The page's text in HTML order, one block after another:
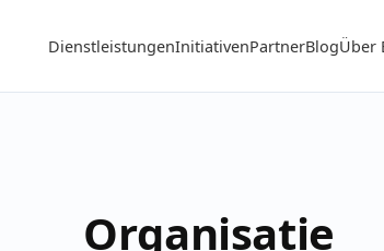
DienstleistungenInitiativenPartnerBlogÜber
Organisatie